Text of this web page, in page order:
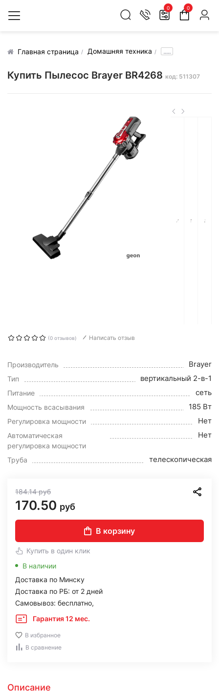
0 0
Главная страница Домашняя техника .....
Купить Пылесос Brayer BR4268 код: 511307
(0 отзывов) Написать отзыв
Производитель Brayer
Тип вертикальный 2-в-1
Питание сеть
Мощность всасывания 185 Вт
Регулировка мощности Нет
Автоматическая
регулировка мощности
Нет
Труба телескопическая
184.14руб
170.50 руб
В корзину
Купить в один клик
В наличии
Доставка по Минску
Доставка по РБ: от 2 дней
Самовывоз: бесплатно,
Гарантия 12 мес.
В избранное
В сравнение
Описание